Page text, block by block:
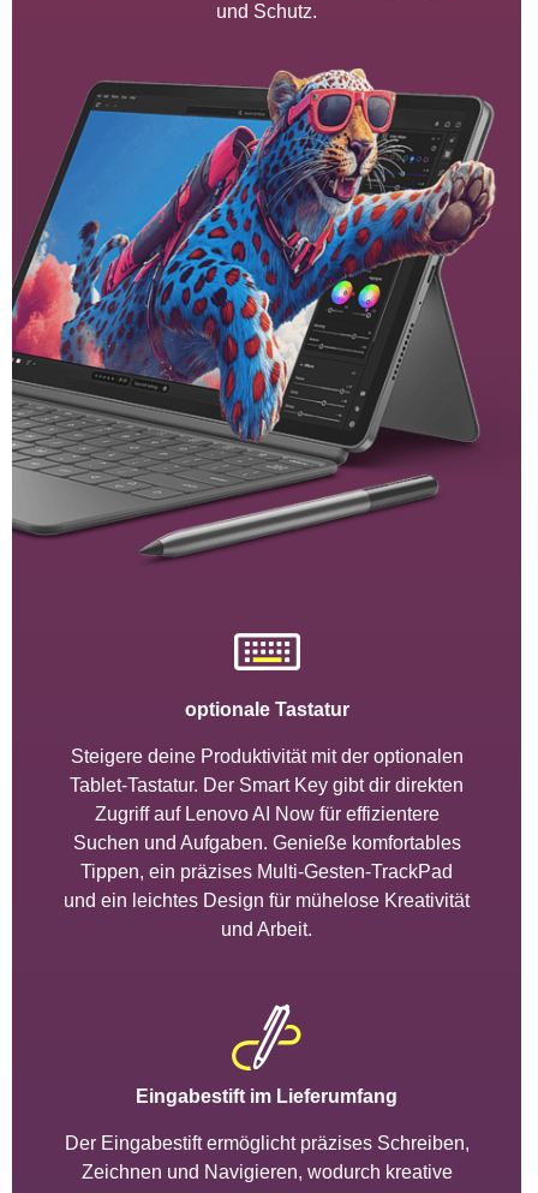
und Schutz.
optionale Tastatur
Steigere deine Produktivität mit der optionalen
Tablet-Tastatur. Der Smart Key gibt dir direkten
Zugriff auf Lenovo AI Now für effizientere
Suchen und Aufgaben. Genieße komfortables
Tippen, ein präzises Multi-Gesten-TrackPad
und ein leichtes Design für mühelose Kreativität
und Arbeit.
Eingabestift im Lieferumfang
Der Eingabestift ermöglicht präzises Schreiben,
Zeichnen und Navigieren, wodurch kreative